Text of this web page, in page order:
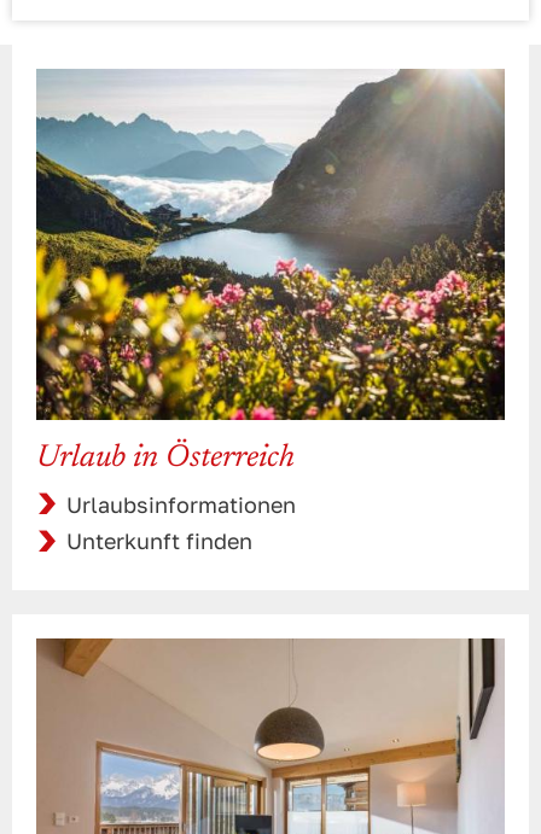
Urlaub in Österreich
Urlaubsinformationen
Unterkunft finden